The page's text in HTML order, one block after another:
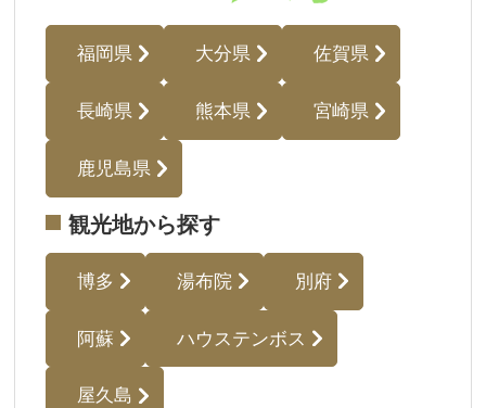
福岡県 大分県 佐賀県
長崎県 熊本県 宮崎県
鹿児島県
観光地から探す
博多 湯布院 別府
阿蘇 ハウステンボス
屋久島